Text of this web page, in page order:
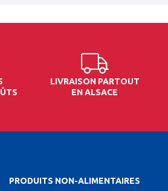
LIVRAISON PARTOUT
EN ALSACE
PRODUITS NON-ALIMENTAIRES